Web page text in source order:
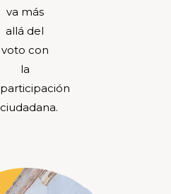
va más
allá del
voto con
la
participación
ciudadana.